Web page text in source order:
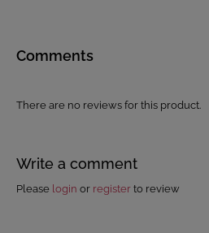
Comments
There are no reviews for this product.
Write a comment
Please login or register to review